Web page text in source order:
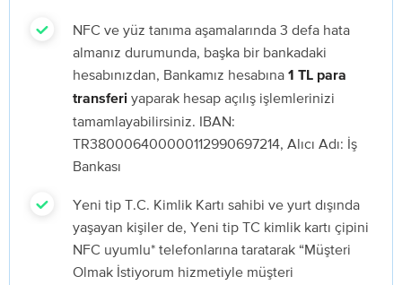
NFC ve yüz tanıma aşamalarında 3 defa hata
almanız durumunda, başka bir bankadaki
hesabınızdan, Bankamız hesabına 1 TL para
transferi yaparak hesap açılış işlemlerinizi
tamamlayabilirsiniz. IBAN:
TR380006400000112990697214, Alıcı Adı: İş
Bankası
Yeni tip T.C. Kimlik Kartı sahibi ve yurt dışında
yaşayan kişiler de, Yeni tip TC kimlik kartı çipini
NFC uyumlu* telefonlarına taratarak “Müşteri
Olmak İstiyorum hizmetiyle müşteri